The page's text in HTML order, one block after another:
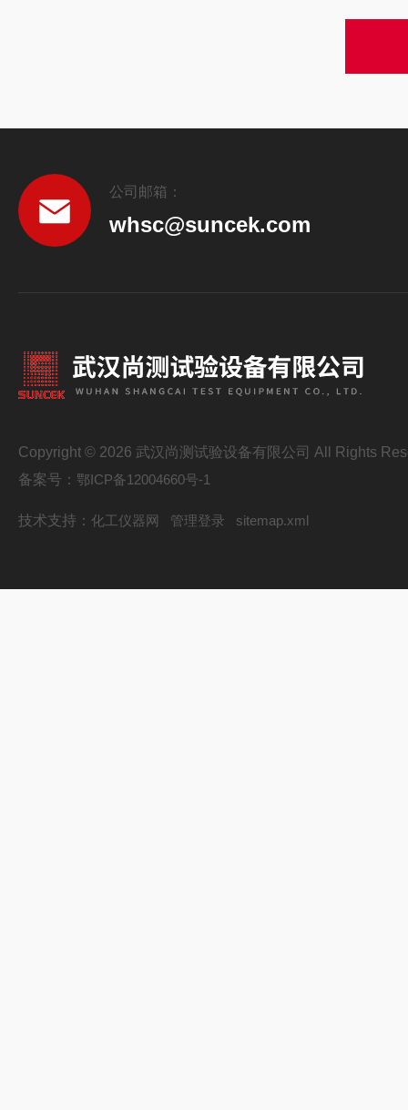
公司邮箱：
whsc@suncek.com
Copyright © 2026 武汉尚测试验设备有限公司 All Rights
备案号： 鄂ICP备12004660号-1
技术支持： 化工仪器网 管理登录 sitemap.xml